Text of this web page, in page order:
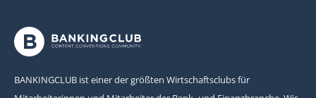
BANKINGCLUB ist einer der größten Wirtschaftsclubs für